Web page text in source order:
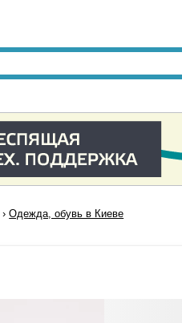
›Одежда, обувь в Киеве